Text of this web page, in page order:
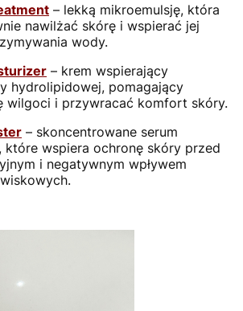
– lekką mikroemulsję, która
nawilżać skórę i wspierać jej
wody.
– krem wspierający
hydrolipidowej, pomagający
wilgoci i przywracać komfort skóry.
– skoncentrowane serum
które wspiera ochronę skóry przed
i negatywnym wpływem